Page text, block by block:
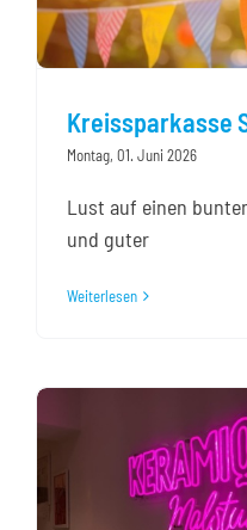
Kreissparkasse
Montag, 01. Juni 2026
Lust auf einen
und guter
Weiterlesen